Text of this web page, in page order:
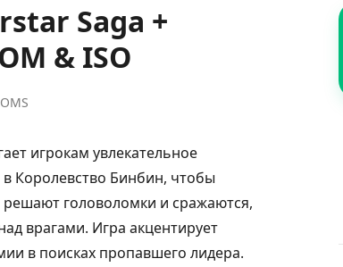
Saga +
& ISO
игрокам увлекательное
Королевство Бинбин, чтобы
головоломки и сражаются,
врагами. Игра акцентирует
в поисках пропавшего лидера.